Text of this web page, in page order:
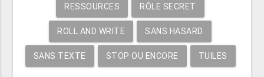
RESSOURCES RÔLE SECRET
ROLL AND WRITE SANS HASARD
SANS TEXTE STOP OU ENCORE TUILES